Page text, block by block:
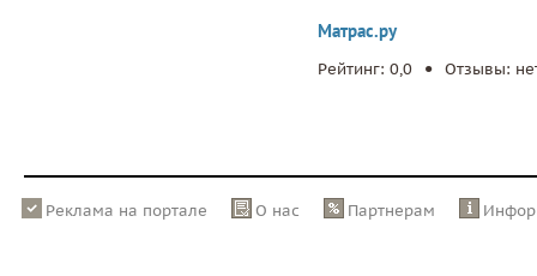
Матрас.ру
Рейтинг: 0,0 . Отзывы:
Реклама на портале О нас Партнерам